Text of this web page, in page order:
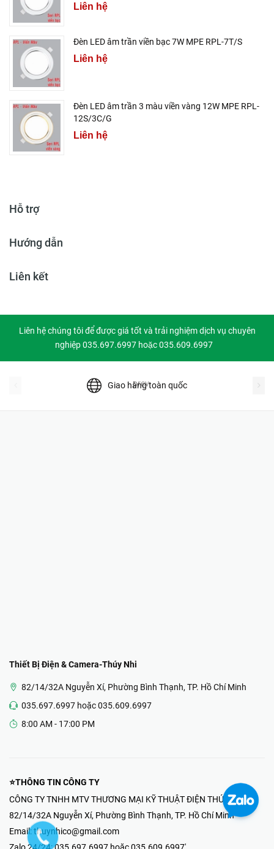
Liên hệ
Đèn LED âm trần viền bạc 7W MPE RPL-7T/S
Liên hệ
Đèn LED âm trần 3 màu viền vàng 12W MPE RPL-
12S/3C/G
Liên hệ
Hỗ trợ
Hướng dẫn
Liên kết
Liên hệ chúng tôi để được giá tốt và trải nghiệm dịch vụ chuyên
nghiệp 035.697.6997 hoặc 035.609.6997
Giao hàng toàn quốc
prev
Thiết Bị Điện & Camera-Thúy Nhi
82/14/32A Nguyễn Xí, Phường Bình Thạnh, TP. Hồ Chí Minh
035.697.6997 hoặc 035.609.6997
8:00 AM - 17:00 PM
⭐THÔNG TIN CÔNG TY
CÔNG TY TNHH MTV THƯƠNG MẠI KỸ THUẬT ĐIỆN THÚY NHI
82/14/32A Nguyễn Xí, Phường Bình Thạnh, TP. Hồ Chí Minh
Email: thuynhico@gmail.com